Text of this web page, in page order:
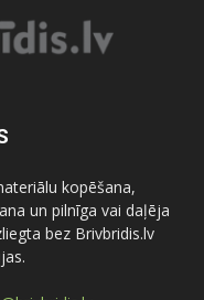
kopēšana,
un pilnīga vai daļēja
bez Brivbridis.lv